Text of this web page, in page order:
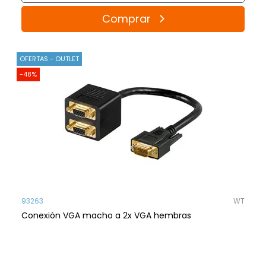
Comprar
OFERTAS - OUTLET
-48%
93263 WT
Conexión VGA macho a 2x VGA hembras